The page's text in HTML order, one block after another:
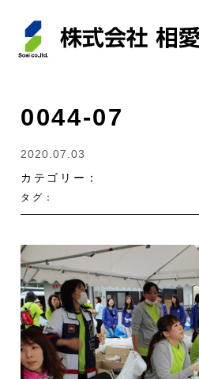
0044-07
2020.07.03
カテゴリー：
タグ：